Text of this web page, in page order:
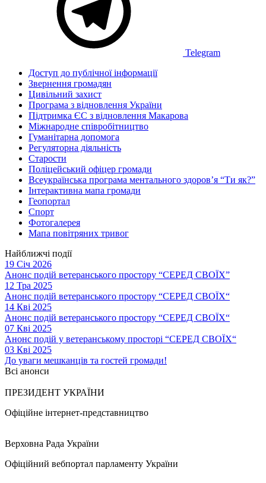
Telegram
Доступ до публічної інформації
Звернення громадян
Цивільний захист
Програма з відновлення України
Підтримка ЄС з відновлення Макарова
Міжнародне співробітництво
Гуманітарна допомога
Регуляторна діяльність
Старости
Поліцейський офіцер громади
Всеукраїнська програма ментального здоров’я “Ти як?”
Інтерактивна мапа громади
Геопортал
Спорт
Фотогалерея
Мапа повітряних тривог
Найближчі події
19 Січ 2026
Анонс подій ветеранського простору “СЕРЕД СВОЇХ”
12 Тра 2025
Анонс подій ветеранського простору “СЕРЕД СВОЇХ“
14 Кві 2025
Анонс подій ветеранського простору “СЕРЕД СВОЇХ“
07 Кві 2025
Анонс подій у ветеранському просторі “СЕРЕД СВОЇХ“
03 Кві 2025
До уваги мешканців та гостей громади!
Всі анонси
ПРЕЗИДЕНТ УКРАЇНИ
Офіційне інтернет-представництво
Верховна Рада України
Офіційний вебпортал парламенту України